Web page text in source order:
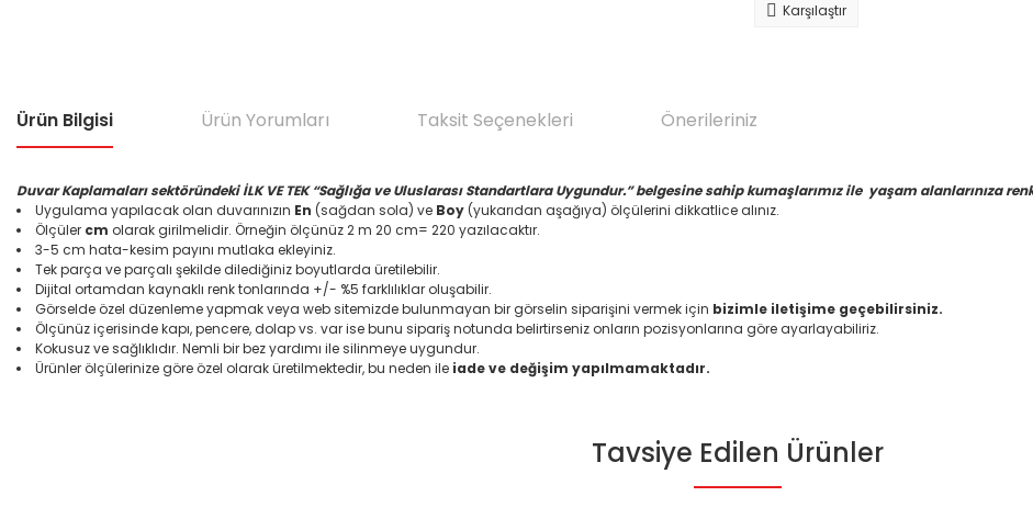
Karşılaştır
Ürün Bilgisi Ürün Yorumları Taksit Seçenekleri Önerileriniz
Duvar Kaplamaları sektöründeki İLK VE TEK “Sağlığa ve Uluslarası Standartlara Uygundur.” belgesine sahip kumaşlarımız ile yaşam alanlarınıza
Uygulama yapılacak olan duvarınızın En (sağdan sola) ve Boy (yukarıdan aşağıya) ölçülerini dikkatlice alınız.
Ölçüler cm olarak girilmelidir. Örneğin ölçünüz 2 m 20 cm= 220 yazılacaktır.
3-5 cm hata-kesim payını mutlaka ekleyiniz.
Tek parça ve parçalı şekilde dilediğiniz boyutlarda üretilebilir.
Dijital ortamdan kaynaklı renk tonlarında +/- %5 farklılıklar oluşabilir.
Görselde özel düzenleme yapmak veya web sitemizde bulunmayan bir görselin siparişini vermek için bizimle iletişime geçebilirsiniz.
Ölçünüz içerisinde kapı, pencere, dolap vs. var ise bunu sipariş notunda belirtirseniz onların pozisyonlarına göre ayarlayabiliriz.
Kokusuz ve sağlıklıdır. Nemli bir bez yardımı ile silinmeye uygundur.
Ürünler ölçülerinize göre özel olarak üretilmektedir, bu neden ile iade ve değişim yapılmamaktadır.
Bu ürüne ilk yorumu siz yapın!
Bu ürünün fiyat bilgisi, resim, ürün açıklamalarında ve diğer konularda yetersiz gördüğünüz noktaları öneri formunu kullanarak tarafımıza
Tavsiye Edilen Ürünler